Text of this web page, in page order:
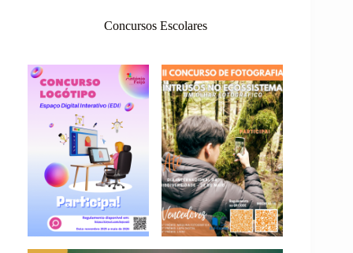
Concursos Escolares